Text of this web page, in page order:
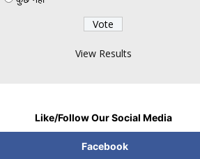
Aug, 7:42 AM :
बैन किया:मेटा से जवाब मांगा; कहा- कंपनी सरकार के
View Results
Like/Follow Our Social Media
Facebook